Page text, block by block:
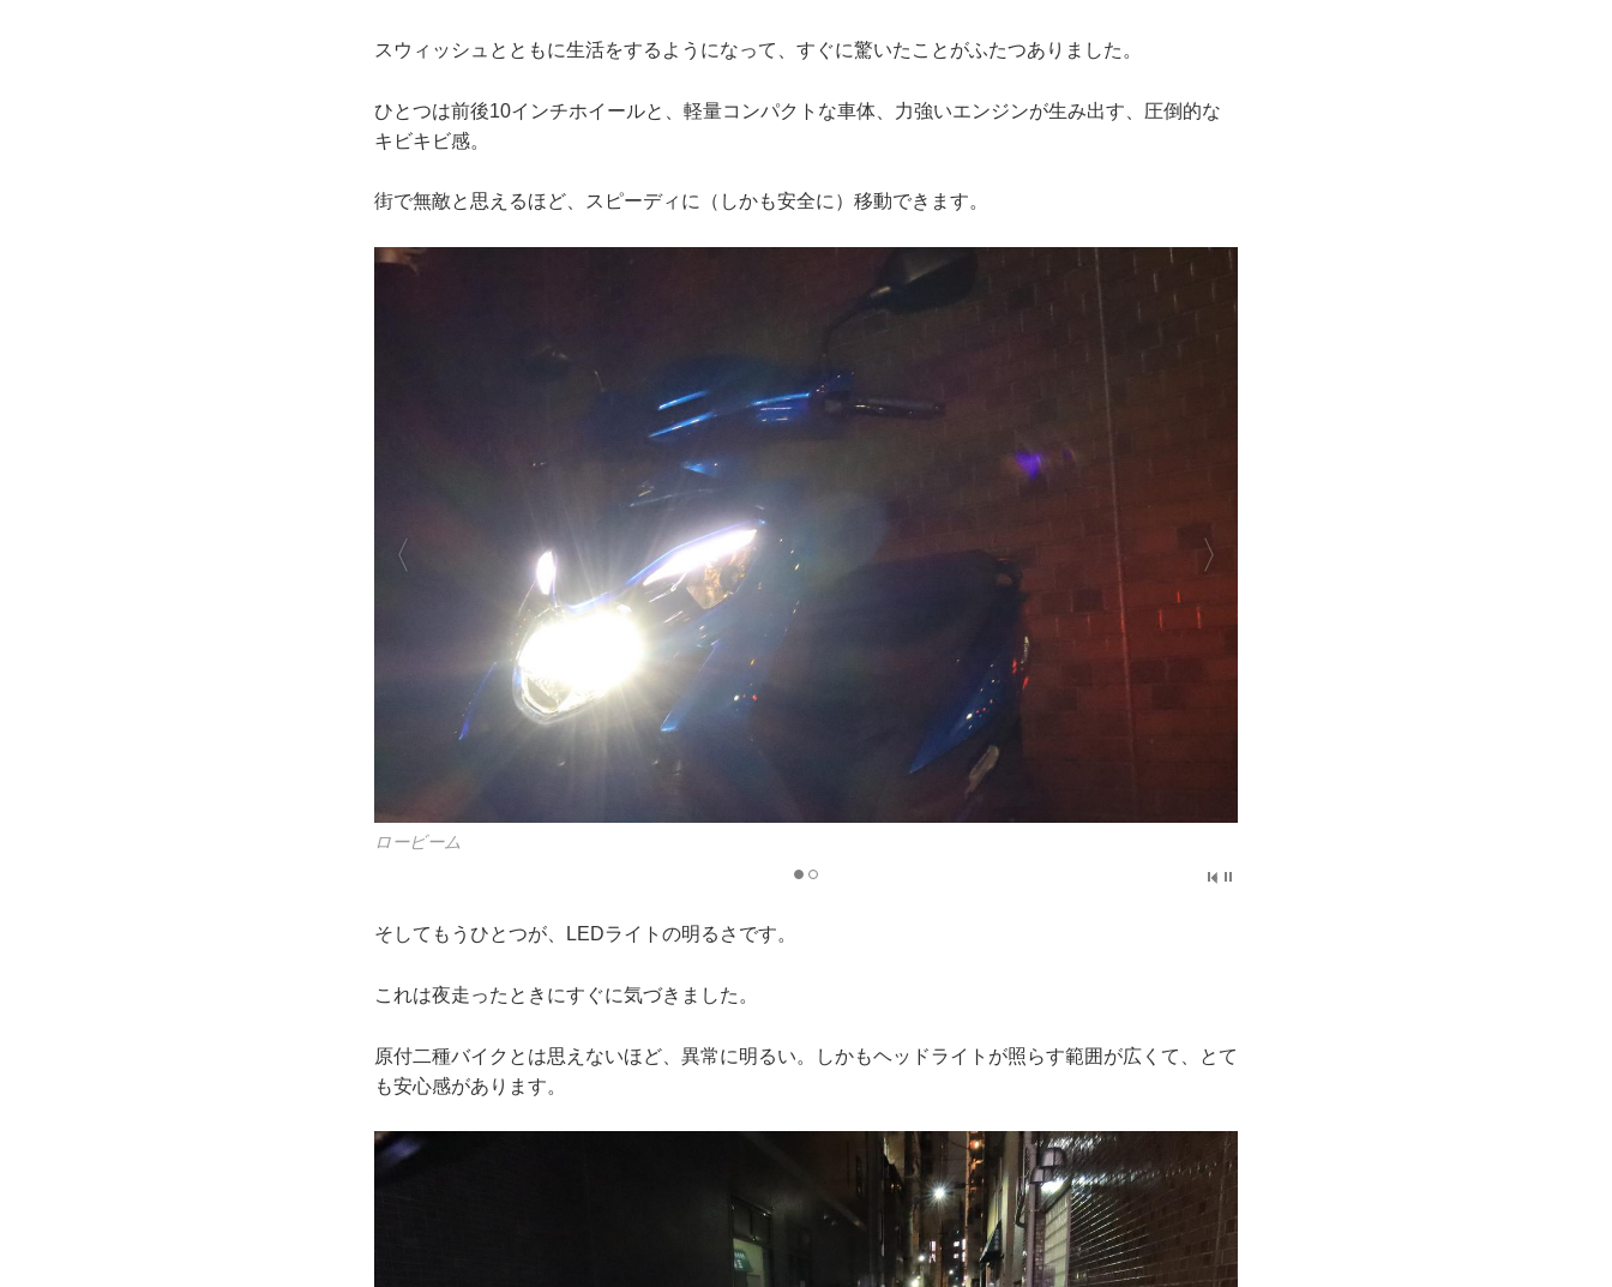
スウィッシュとともに生活をするようになって、すぐに驚いたことがふたつありました。
ひとつは前後10インチホイールと、軽量コンパクトな車体、力強いエンジンが生み出す、圧倒的な
キビキビ感。
街で無敵と思えるほど、スピーディに（しかも安全に）移動できます。
ロービーム
そしてもうひとつが、LEDライトの明るさです。
これは夜走ったときにすぐに気づきました。
原付二種バイクとは思えないほど、異常に明るい。しかもヘッドライトが照らす範囲が広くて、とて
も安心感があります。